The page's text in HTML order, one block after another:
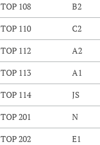
TOP 108 B2
TOP 110 C2
TOP 112 A2
TOP 113 A1
TOP 114 JS
TOP 201 N
TOP 202 E1